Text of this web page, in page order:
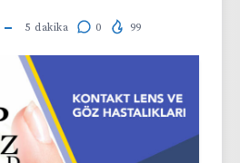
5 dakika 0 99